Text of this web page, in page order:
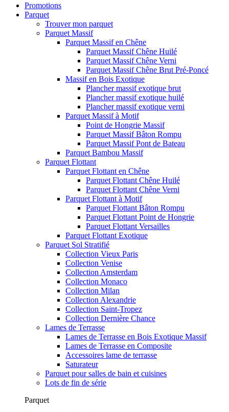
Promotions
Parquet
Trouver mon parquet
Parquet Massif
Parquet Massif en Chêne
Parquet Massif Chêne Huilé
Parquet Massif Chêne Verni
Parquet Massif Chêne Brut Pré-Poncé
Massif en Bois Exotique
Plancher massif exotique brut
Plancher massif exotique huilé
Plancher massif exotique verni
Parquet Massif à Motif
Point de Hongrie Massif
Parquet Massif Bâton Rompu
Parquet Massif Pont de Bateau
Parquet Bambou Massif
Parquet Flottant
Parquet Flottant en Chêne
Parquet Flottant Chêne Huilé
Parquet Flottant Chêne Verni
Parquet Flottant à Motif
Parquet Flottant Bâton Rompu
Parquet Flottant Point de Hongrie
Parquet Flottant Versailles
Parquet Flottant Exotique
Parquet Sol Stratifié
Collection Vieux Paris
Collection Venise
Collection Amsterdam
Collection Monaco
Collection Milan
Collection Alexandrie
Collection Saint-Tropez
Collection Dernière Chance
Lames de Terrasse
Lames de Terrasse en Bois Exotique Massif
Lames de Terrasse en Composite
Accessoires lame de terrasse
Saturateur
Parquet pour salles de bain et cuisines
Lots de fin de série
Parquet